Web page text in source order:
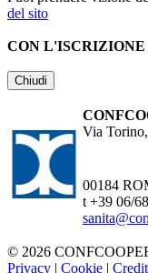
del sito
CON L'ISCRIZIONE
Chiudi
Via
00184
t +39 06/
© 2026
Privacy | Cookie |